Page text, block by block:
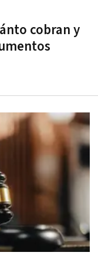
cobran y